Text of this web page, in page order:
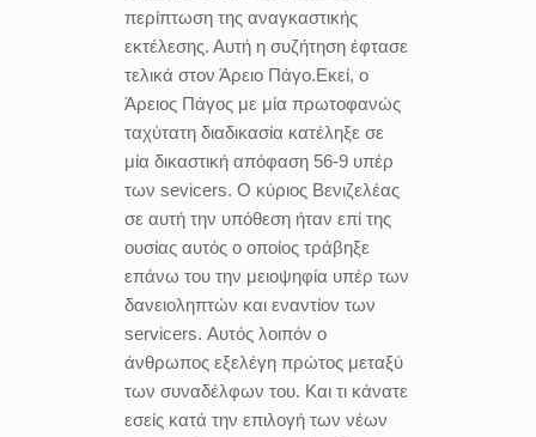
περίπτωση της αναγκαστικής
εκτέλεσης. Αυτή η συζήτηση έφτασε
τελικά στον Άρειο Πάγο.Εκεί, ο
Άρειος Πάγος με μία πρωτοφανώς
ταχύτατη διαδικασία κατέληξε σε
μία δικαστική απόφαση 56-9 υπέρ
των sevicers. Ο κύριος Βενιζελέας
σε αυτή την υπόθεση ήταν επί της
ουσίας αυτός ο οποίος τράβηξε
επάνω του την μειοψηφία υπέρ των
δανειοληπτών και εναντίον των
servicers. Αυτός λοιπόν ο
άνθρωπος εξελέγη πρώτος μεταξύ
των συναδέλφων του. Και τι κάνατε
εσείς κατά την επιλογή των νέων